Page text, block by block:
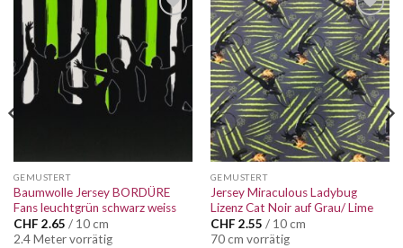
Auf die
Wunschliste
GEMUSTERT
Baumwolle Jersey BORDÜRE
Fans leuchtgrün schwarz weiss
CHF 2.65 / 10 cm
2.4 Meter vorrätig
Auf die
Wunschliste
GEMUSTERT
Jersey Miraculous Ladybug
Lizenz Cat Noir auf Grau/ Lime
CHF 2.55 / 10 cm
70 cm vorrätig